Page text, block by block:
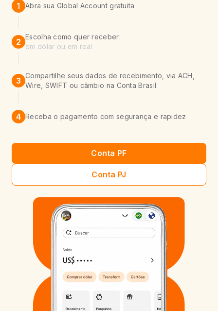
1 Abra sua Global Account gratuita
2 Escolha como quer receber:
em dólar ou em real
3 Compartilhe seus dados de recebimento, via ACH,
Wire, SWIFT ou câmbio na Conta Brasil
4 Receba o pagamento com segurança e rapidez
Conta PF
Conta PJ